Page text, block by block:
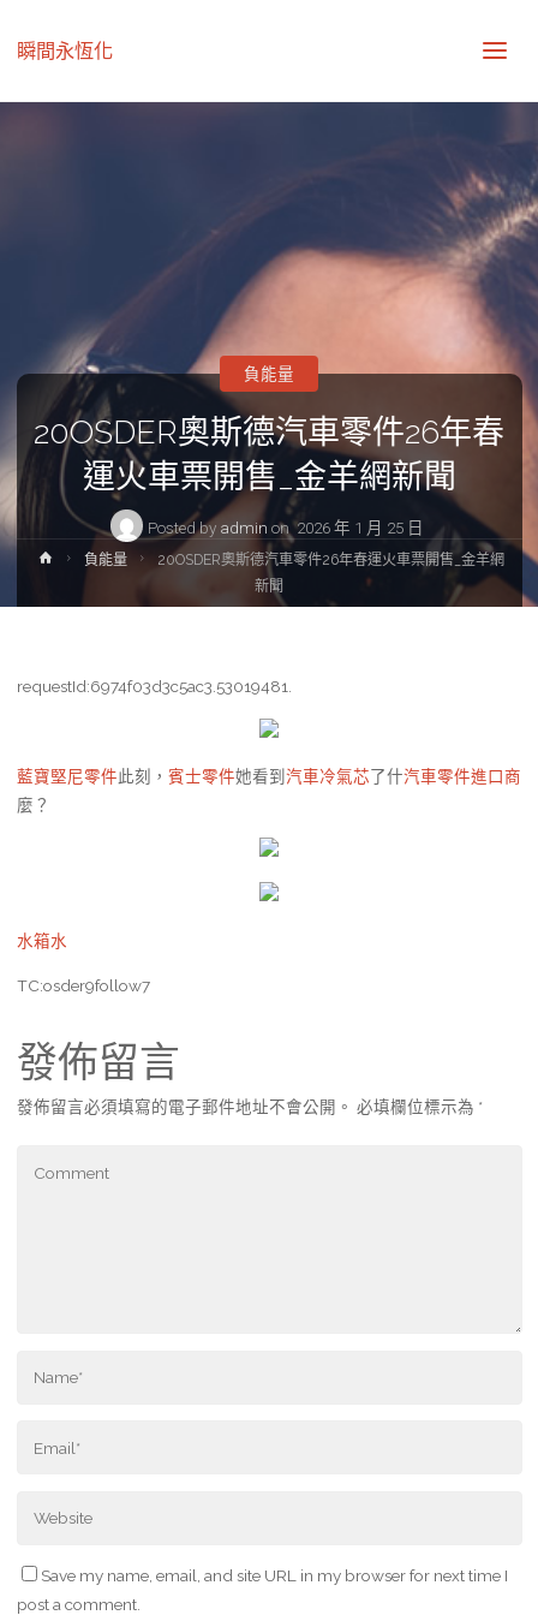
瞬間永恆化
20OSDER奧斯德汽車零件26年春
運火車票開售_金羊網新聞
Posted by admin on 2026 年 1 月 25 日
負能量
Home負能量
20OSDER奧斯德汽車零件26年春運火車票開售_金羊網
新聞
requestId:6974f03d3c5ac3.53019481.
藍寶堅尼零件此刻， 賓士零件她看到 汽車冷氣芯了什汽車零件進口商
麼？
水箱水
TC:osder9follow7
發佈留言
發佈留言必須填寫的電子郵件地址不會公開。 必填欄位標示為 *
Save my name, email, and site URL in my browser for next time I
post a comment.